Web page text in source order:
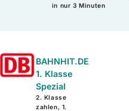
in nur 3 Minuten
BAHNHIT.DE
1. Klasse
Spezial
2. Klasse
zahlen, 1.